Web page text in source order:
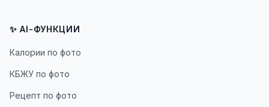
✨ AI-ФУНКЦИИ
Калории по фото
КБЖУ по фото
Рецепт по фото